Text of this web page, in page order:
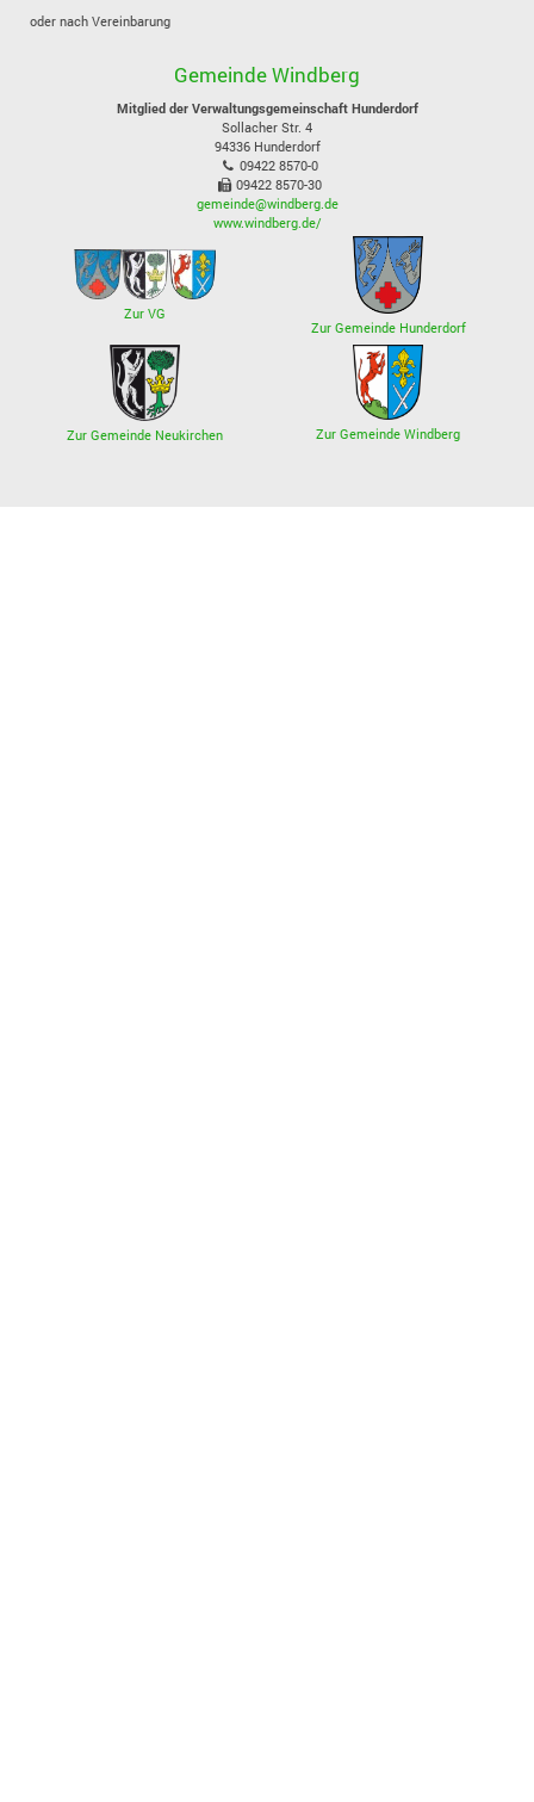
oder nach Vereinbarung
Gemeinde Windberg
Mitglied der Verwaltungsgemeinschaft Hunderdorf
Sollacher Str. 4
94336 Hunderdorf
09422 8570-0
09422 8570-30
gemeinde@windberg.de
www.windberg.de/
Zur VG
Zur Gemeinde Hunderdorf
Zur Gemeinde Neukirchen Zur Gemeinde Windberg